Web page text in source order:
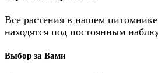
Все растения в нашем
находятся под постоянным
Выбор за Вами